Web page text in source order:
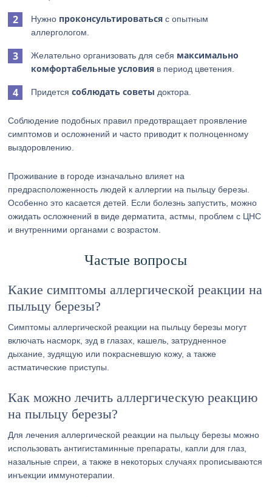
Нужно проконсультироваться с опытным
аллергологом.
Желательно организовать для себя максимально
комфортабельные условия в период цветения.
Придетсясоблюдать советы доктора.
Соблюдение подобных правил предотвращает проявление
симптомов и осложнений и часто приводит к полноценному
выздоровлению.
Проживание в городе изначально влияет на
предрасположенность людей к аллергии на пыльцу березы.
Особенно это касается детей. Если болезнь запустить, можно
ожидать осложнений в виде дерматита, астмы, проблем с ЦНС
и внутренними органами с возрастом.
Частые вопросы
Какие симптомы аллергической реакции на
пыльцу березы?
Симптомы аллергической реакции на пыльцу березы могут
включать насморк, зуд в глазах, кашель, затрудненное
дыхание, зудящую или покрасневшую кожу, а также
астматические приступы.
Как можно лечить аллергическую реакцию
на пыльцу березы?
Для лечения аллергической реакции на пыльцу березы можно
использовать антигистаминные препараты, капли для глаз,
назальные спреи, а также в некоторых случаях прописываются
инъекции иммунотерапии.